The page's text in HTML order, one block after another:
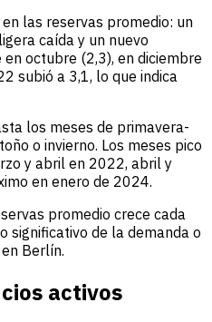
las reservas promedio: un
caída y un nuevo
octubre (2,3), en diciembre
subió a 3,1, lo que indica
los meses de primavera-
o invierno. Los meses pico
y abril en 2022, abril y
en enero de 2024.
promedio crece cada
significativo de la demanda o
Berlín.
activos